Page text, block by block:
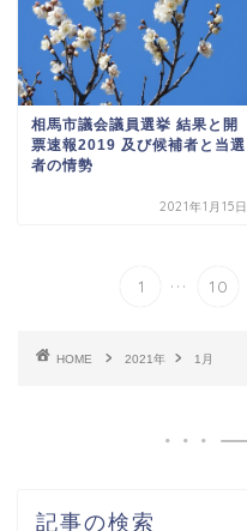
相馬市議会議員選挙 結果と開
票速報2019 及び候補者と当選
者の情勢
2021年1月15日
1 ... 10
HOME 2021年 1月
記事の検索